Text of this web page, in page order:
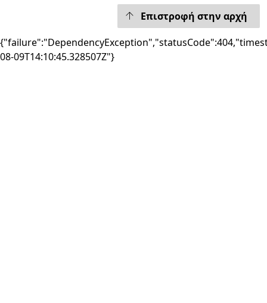
Επιστροφή στην αρχή
08-09T14:10:45.328507Z"}